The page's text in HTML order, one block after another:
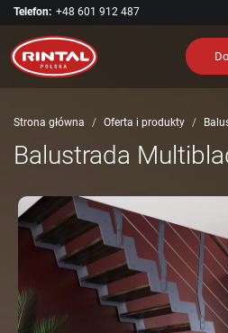
Telefon: +48 601 912 487
Strona główna Oferta i produkty
Balustrada